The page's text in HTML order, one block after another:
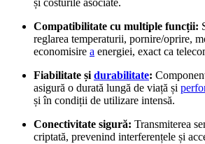
și costurile asociate.
Compatibilitate cu multiple funcții:
reglarea temperaturii, pornire/oprire,
economisire a energiei, exact ca
Fiabilitate și durabilitate:
asigură o durată lungă de viață și
și în condiții de utilizare intensă.
Conectivitate sigură: Transmiterea
criptată, prevenind interferențele și